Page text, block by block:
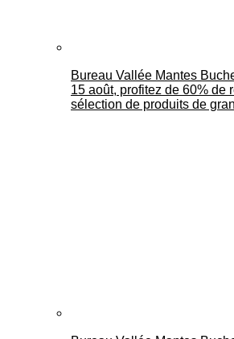
Bureau Vallée Mantes
15 août, profitez de 60% de
sélection de produits de